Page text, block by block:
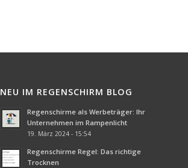
NEU IM REGENSCHIRM BLOG
Regenschirme als Werbeträger: Ihr
Unternehmen im Rampenlicht
19. März 2024 - 15:54
Regenschirme Regel: Das richtige
Trocknen